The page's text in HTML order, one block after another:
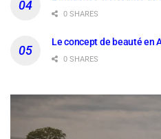
0 SHARES
Le concept de beauté en
0 SHARES